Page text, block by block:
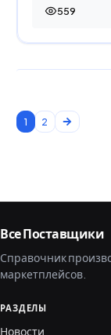
559
559
1 2
Все Поставщики
Справочник
маркетплейсов.
РАЗДЕЛЫ
Новости